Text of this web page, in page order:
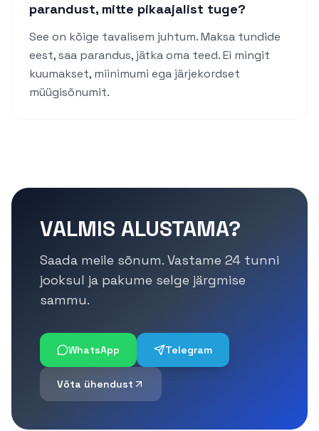
parandust, mitte pikaajalist tuge?
See on kõige tavalisem juhtum. Maksa tundide
eest, saa parandus, jätka oma teed. Ei mingit
kuumakset, miinimumi ega järjekordset
müügisõnumit.
VALMIS ALUSTAMA?
Saada meile sõnum. Vastame 24 tunni
jooksul ja pakume selge järgmise
sammu.
WhatsApp Telegram
Võta ühendust